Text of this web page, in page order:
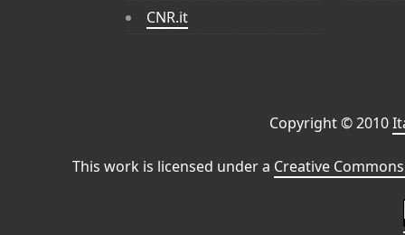
CNR.it
Copyright © 2010
This work is licensed under a Creative